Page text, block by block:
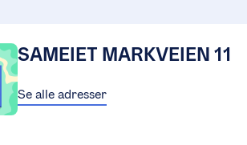
SAMEIET MARKVEIEN 11
Se alle adresser